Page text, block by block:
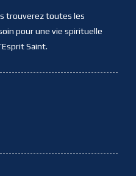
trouverez toutes les
pour une vie spirituelle
Saint.